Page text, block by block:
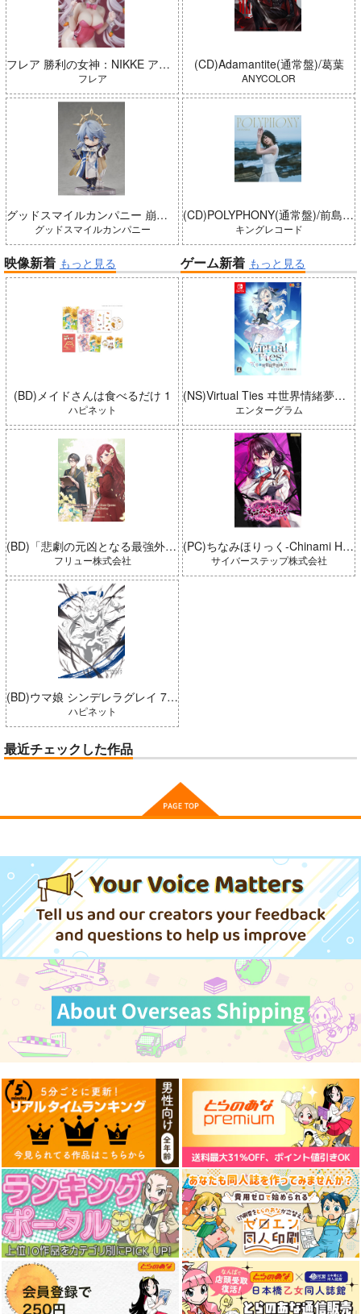
フレア 勝利の女神：NIKKE アリス：ワンダーランドバニー 完成品
フレア
グッドスマイルカンパニー 崩壊：スターレイル ねんどろいどどーる サンデー 完成品
グッドスマイルカンパニー
(CD)Adamantite(通常盤)/葛葉
ANYCOLOR
(CD)POLYPHONY(通常盤)/前島亜美
キングレコード
映像新着 もっと見る
(BD)メイドさんは食べるだけ 1
ハピネット
(BD)「悲劇の元凶となる最強外道ラスボス女王は民の為に尽くします。 Season2」BD-BOX 上巻
フリュー株式会社
(BD)ウマ娘 シンデレラグレイ 7 豪華版 (とらのあな限定版)
ハピネット
ゲーム新着 もっと見る
(NS)Virtual Ties ヰ世界情緒夢想曲 完全生産限定版
エンターグラム
(PC)ちなみほりっく-Chinami Holic 特典付き 限定ボックス
サイバーステップ株式会社
最近チェックした作品